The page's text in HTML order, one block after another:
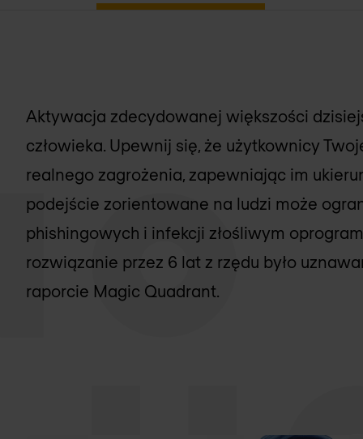
Aktywacja zdecydowanej większości
człowieka. Upewnij się, że użytkownicy
realnego zagrożenia, zapewniając im
podejście zorientowane na ludzi może
phishingowych i infekcji złośliwym
rozwiązanie przez 6 lat z rzędu było
raporcie Magic Quadrant.